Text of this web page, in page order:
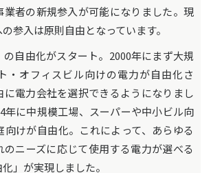
業者の新規参入が可能になりました。現
参入は原則自由となっています。
自由化がスタート。2000年にまず大規
・オフィスビル向けの電力が自由化さ
電力会社を選択できるようになりまし
年に中規模工場、スーパーや中小ビル向
向けが自由化。これによって、あらゆる
ニーズに応じて使用する電力が選べる
」が実現しました。